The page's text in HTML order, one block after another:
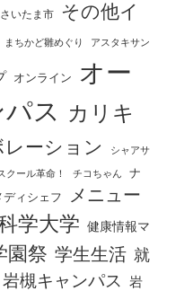
さいたま市
その他イ
まちかど雛めぐり アスタキサン
オンライン
オー
ス カリキ
レーション
シャアサ
クール革命！ チコちゃん
ナ
ディシェフ
メニュー
学大学 健康情報マ
園祭 学生生活 就
岩槻キャンパス
岩